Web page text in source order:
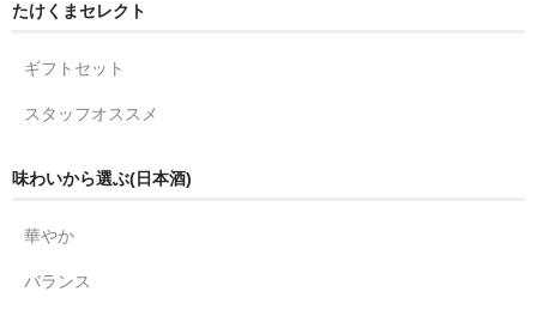
たけくまセレクト
ギフトセット
スタッフオススメ
味わいから選ぶ(日本酒)
華やか
バランス